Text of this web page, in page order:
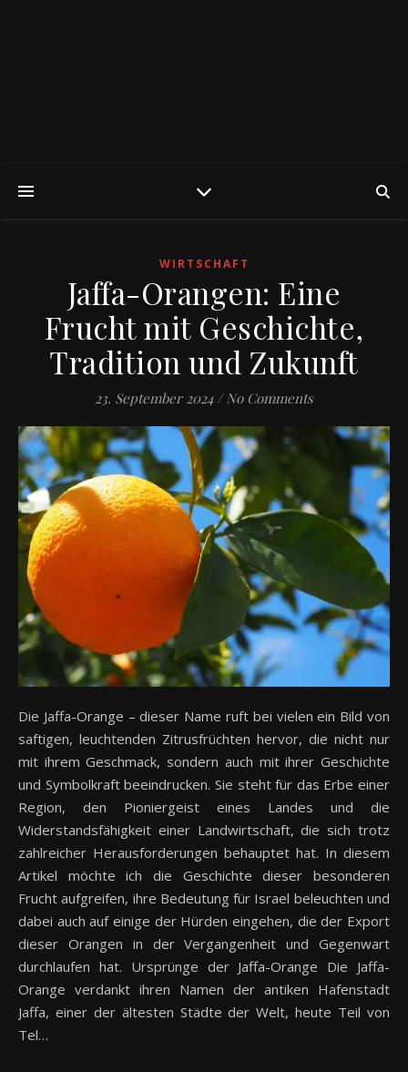
WIRTSCHAFT
Jaffa-Orangen: Eine
Frucht mit Geschichte,
Tradition und Zukunft
23. September 2024 / No Comments
Die Jaffa-Orange – dieser Name ruft bei vielen ein Bild von
saftigen, leuchtenden Zitrusfrüchten hervor, die nicht nur
mit ihrem Geschmack, sondern auch mit ihrer Geschichte
und Symbolkraft beeindrucken. Sie steht für das Erbe einer
Region, den Pioniergeist eines Landes und die
Widerstandsfähigkeit einer Landwirtschaft, die sich trotz
zahlreicher Herausforderungen behauptet hat. In diesem
Artikel möchte ich die Geschichte dieser besonderen
Frucht aufgreifen, ihre Bedeutung für Israel beleuchten und
dabei auch auf einige der Hürden eingehen, die der Export
dieser Orangen in der Vergangenheit und Gegenwart
durchlaufen hat. Ursprünge der Jaffa-Orange Die Jaffa-
Orange verdankt ihren Namen der antiken Hafenstadt
Jaffa, einer der ältesten Städte der Welt, heute Teil von
Tel…